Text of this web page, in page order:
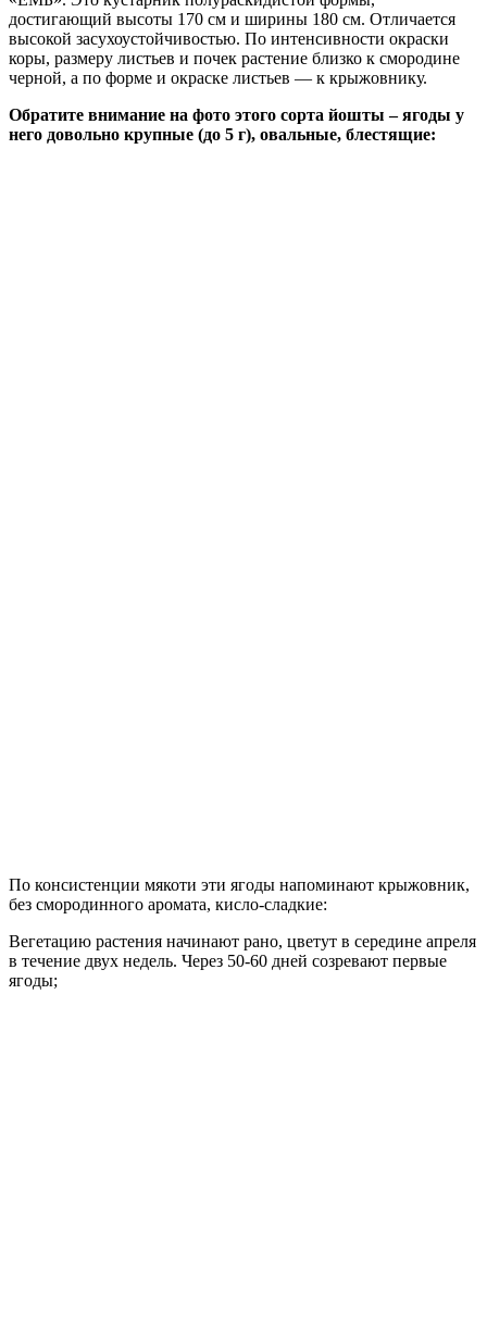
достигающий высоты 170 см и ширины 180 см. Отличается
высокой засухоустойчивостью. По интенсивности окраски
коры, размеру листьев и почек растение близко к смородине
черной, а по форме и окраске листьев — к крыжовнику.
Обратите внимание на фото этого сорта йошты – ягоды у
него довольно крупные (до 5 г), овальные, блестящие:
По консистенции мякоти эти ягоды напоминают крыжовник,
без смородинного аромата, кисло-сладкие:
Вегетацию растения начинают рано, цветут в середине апреля
в течение двух недель. Через 50-60 дней созревают первые
ягоды;